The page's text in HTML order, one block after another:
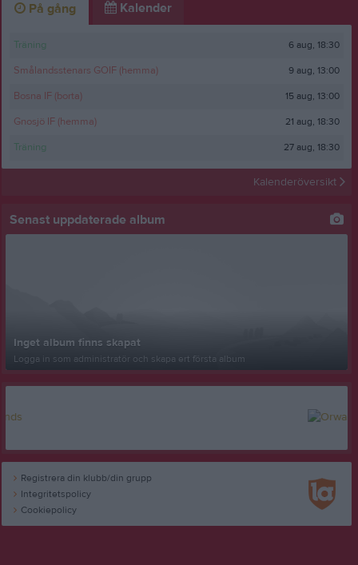
På gång Kalender
Träning 6 aug, 18:30
Smålandsstenars GOIF (hemma) 9 aug, 13:00
Bosna IF (borta) 15 aug, 13:00
Gnosjö IF (hemma) 21 aug, 18:30
Träning 27 aug, 18:30
Kalenderöversikt
Senast uppdaterade album
Inget album finns skapat
Logga in som administratör och skapa ert första album
Registrera din klubb/din grupp
Integritetspolicy
Cookiepolicy